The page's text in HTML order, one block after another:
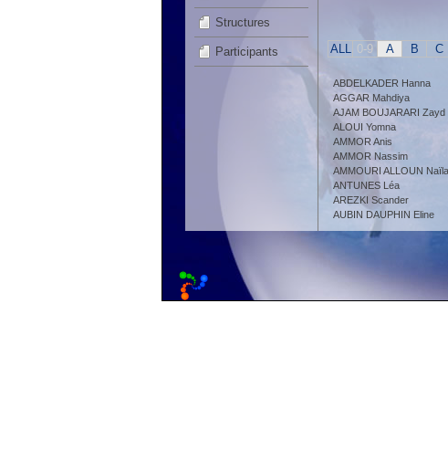
Structures
Participants ALL 0-9 A B C
ABDELKADER Hanna
AGGAR Mahdiya
AJAM BOUJARARI Zayd
ALOUI Yomna
AMMOR Anis
AMMOR Nassim
AMMOURI ALLOUN Naïla
ANTUNES Léa
AREZKI Scander
AUBIN DAUPHIN Eline